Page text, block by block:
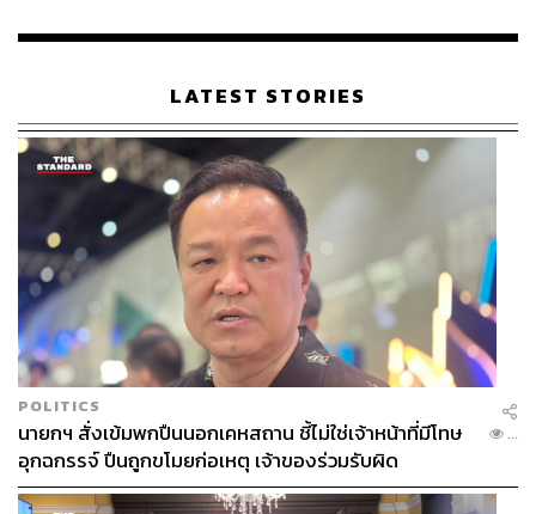
รู้จักกลไก Negative Income Tax ระบบสวัสดิการใหม่ ที่
รับเงินโอนบ้าง
รู้จักกับ Negative Income Tax ของสหรัฐอเมริกา ที่ชื่อว่
า Earned Income Tax
Negative Income Tax คืออะไร
ทั้งนี้ Negative Income Tax (NIT) ถือเป็นการจัดสวัสดิการที่
จัดสรรผ่านระบบภาษีอากร โดยจูงใจให้คนทำงานและมีราย
ได้มากขึ้น โดยมักแบ่งเป็น 3 ช่วงรายได้ ได้แก่ ช่วงจูงใจได้
เงินโอนเพิ่มขึ้น (Phase-in) ช่วงได้เงินโอนคงที่ (Plateau)
ช่วงเงินโอนลดลง (Phase-out)
เรือนไทยที่ถูกซุกไว้
LATEST STORIES
POLITICS
นายกฯ สั่งเข้มพกปืนนอกเคหสถาน ชี้ไม่ใช่เจ้าหน้าที่มีโทษ
อุกฉกรรจ์ ปืนถูกขโมยก่อเหตุ เจ้าของร่วมรับผิด
...